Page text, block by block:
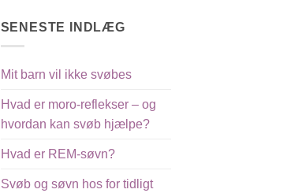
SENESTE INDLÆG
Mit barn vil ikke svøbes
Hvad er moro-reflekser – og
hvordan kan svøb hjælpe?
Hvad er REM-søvn?
Svøb og søvn hos for tidligt